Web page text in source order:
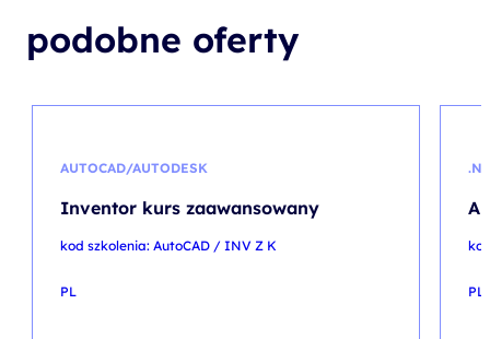
podobne oferty
AUTOCAD/AUTODESK
Inventor kurs zaawansowany
kod szkolenia: AutoCAD / INV Z K
PL PL